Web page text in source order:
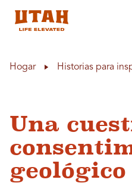
Hogar Historias para
Una
geológico